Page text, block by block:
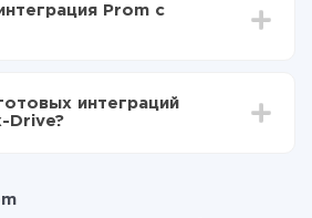
Prom в MessageWhiz
от 5-ти до 30-минут. В
занимает 10-15 минут.
Prom с
только количество
факту передаются из одной
при необходимости. Подробнее
интеграций
Drive?